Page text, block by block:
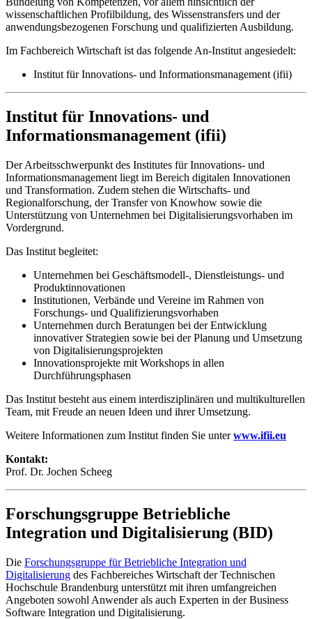
wissenschaftlichen Profilbildung, des Wissenstransfers und der
anwendungsbezogenen Forschung und qualifizierten Ausbildung.
Im Fachbereich Wirtschaft ist das folgende An-Institut angesiedelt:
Institut für Innovations- und Informationsmanagement (ifii)
Institut für Innovations- und
Informationsmanagement (ifii)
Der Arbeitsschwerpunkt des Institutes für Innovations- und
Informationsmanagement liegt im Bereich digitalen Innovationen
und Transformation. Zudem stehen die Wirtschafts- und
Regionalforschung, der Transfer von Knowhow sowie die
Unterstützung von Unternehmen bei Digitalisierungsvorhaben im
Vordergrund.
Das Institut begleitet:
Unternehmen bei Geschäftsmodell-, Dienstleistungs- und
Produktinnovationen
Institutionen, Verbände und Vereine im Rahmen von
Forschungs- und Qualifizierungsvorhaben
Unternehmen durch Beratungen bei der Entwicklung
innovativer Strategien sowie bei der Planung und Umsetzung
von Digitalisierungsprojekten
Innovationsprojekte mit Workshops in allen
Durchführungsphasen
Das Institut besteht aus einem interdisziplinären und multikulturellen
Team, mit Freude an neuen Ideen und ihrer Umsetzung.
Weitere Informationen zum Institut finden Sie unterwww.ifii.eu
Kontakt:
Prof. Dr. Jochen Scheeg
Forschungsgruppe Betriebliche
Integration und Digitalisierung (BID)
Die Forschungsgruppe für Betriebliche Integration und
Digitalisierung des Fachbereiches Wirtschaft der Technischen
Hochschule Brandenburg unterstützt mit ihren umfangreichen
Angeboten sowohl Anwender als auch Experten in der Business
Software Integration und Digitalisierung.